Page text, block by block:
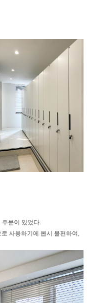
문이 있었다.
사용하기에 몹시 불편하여,